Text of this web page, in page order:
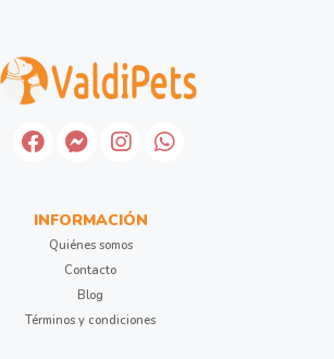
INFORMACIÓN
Quiénes somos
Contacto
Blog
Términos y condiciones